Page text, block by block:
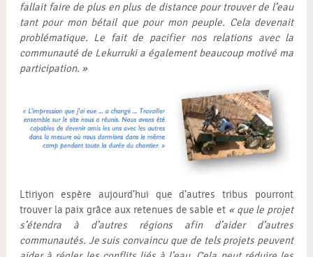
fallait faire de plus en plus de distance pour trouver de l’eau
tant pour mon bétail que pour mon peuple. Cela devenait
problématique. Le fait de pacifier nos relations avec la
communauté de Lekurruki a également beaucoup motivé ma
participation. »
Ltiriyon espère aujourd’hui que d’autres tribus pourront
trouver la paix grâce aux retenues de sable et « que le projet
s’étendra à d’autres régions afin d’aider d’autres
communautés. Je suis convaincu que de tels projets peuvent